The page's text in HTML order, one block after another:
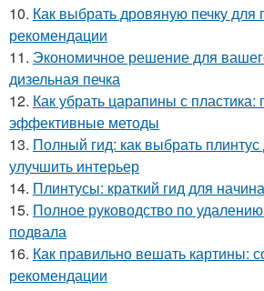
10. Как выбрать дровяную печку для
рекомендации
11. Экономичное решение для
дизельная печка
12. Как убрать царапины с пластика:
эффективные методы
13. Полный гид: как выбрать
улучшить интерьер
14. Плинтусы: краткий гид для
15. Полное руководство по
подвала
16. Как правильно вешать картины:
рекомендации